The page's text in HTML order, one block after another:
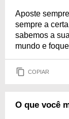
Aposte
sempre a
sabemos a
mundo e
COPIAR
O que você